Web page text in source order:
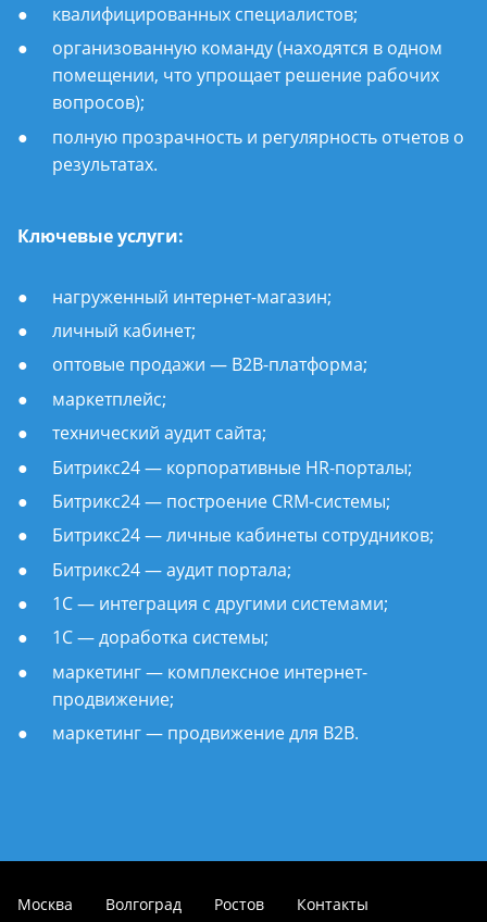
квалифицированных специалистов;
организованную команду (находятся в одном
помещении, что упрощает решение рабочих
вопросов);
полную прозрачность и регулярность отчетов о
результатах.
Ключевые услуги:
нагруженный интернет-магазин;
личный кабинет;
оптовые продажи — B2B-платформа;
маркетплейс;
технический аудит сайта;
Битрикс24 — корпоративные HR-порталы;
Битрикс24 — построение CRM-системы;
Битрикс24 — личные кабинеты сотрудников;
Битрикс24 — аудит портала;
1С — интеграция с другими системами;
1С — доработка системы;
маркетинг — комплексное интернет-
продвижение;
маркетинг — продвижение для B2B.
Москва Волгоград Ростов Контакты